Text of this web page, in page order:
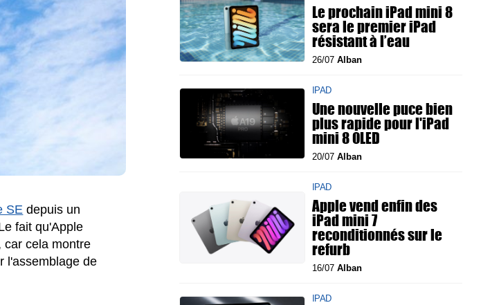
SE depuis un
fait qu'Apple
car cela montre
l'assemblage de
Le prochain iPad mini 8
sera le premier iPad
résistant à l’eau
26/07 Alban
IPAD
Une nouvelle puce bien
plus rapide pour l'iPad
mini 8 OLED
20/07 Alban
IPAD
Apple vend enfin des
iPad mini 7
reconditionnés sur le
refurb
16/07 Alban
IPAD